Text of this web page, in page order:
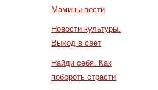
Мамины вести
Новости культуры.
Выход в свет
Найди себя. Как
побороть страсти